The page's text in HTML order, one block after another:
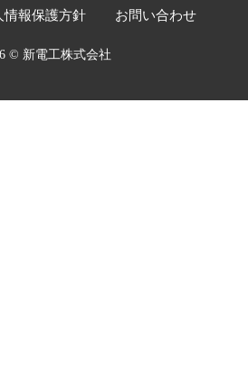
情報保護方針 お問い合わせ
© 新電工株式会社